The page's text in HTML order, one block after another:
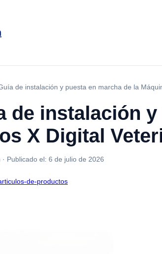
de instalación y puesta en marcha de la
de instalación
X Digital
· Publicado el: 6 de julio de 2026
de-productos